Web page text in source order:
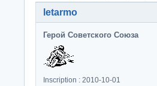
letarmo
Герой Советского Союза
Inscription : 2010-10-01